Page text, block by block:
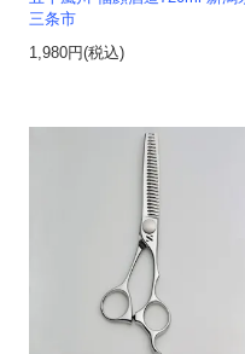
三条市
1,980円(税込)